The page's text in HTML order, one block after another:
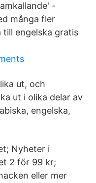
-
många fler
engelska gratis
ut, och
ut i olika delar av
engelska,
Nyheter i
2 för 99 kr;
eller mer